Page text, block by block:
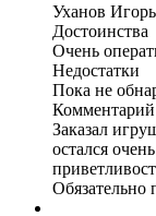
Уханов Игорь
Достоинства
Очень
Недостатки
Пока не
Комментарий
Заказал
остался
Обязательно